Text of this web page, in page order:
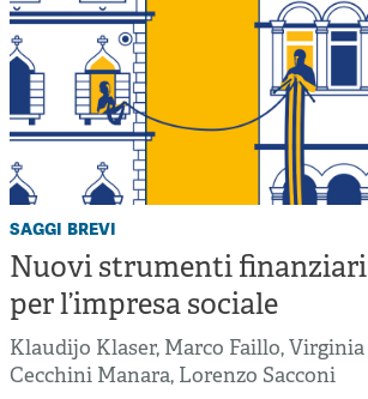
saggi brevi
Nuovi strumenti finanziari
per l’impresa sociale
Klaudijo Klaser, Marco Faillo,Virginia
Cecchini Manara, Lorenzo Sacconi